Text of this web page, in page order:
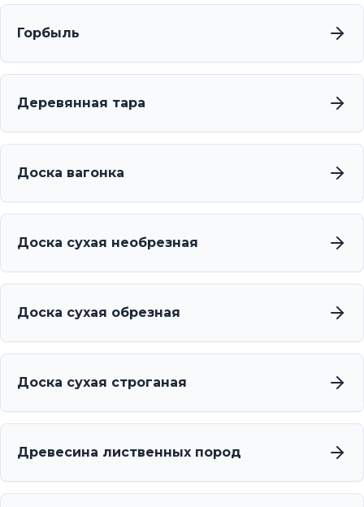
Горбыль
Деревянная тара
Доска вагонка
Доска сухая необрезная
Доска сухая обрезная
Доска сухая строганая
Древесина лиственных пород